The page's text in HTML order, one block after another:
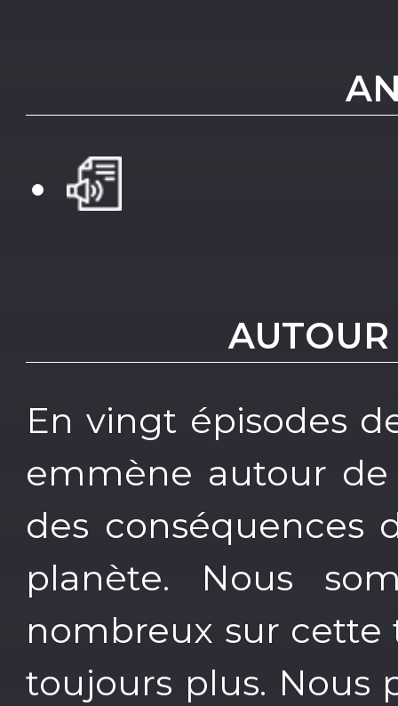
En vingt épisodes
emmène autour
des conséquences
planète. Nous
nombreux sur cette
toujours plus. Nous